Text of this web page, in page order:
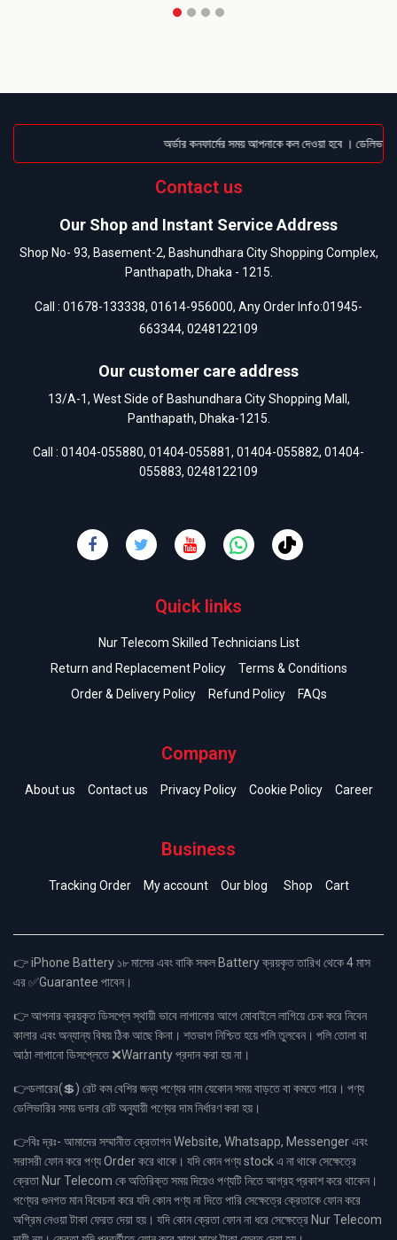
অর্ডার কনফার্মের সময় আপনাকে কল দেওয়া হবে ।
Contact us
Our Shop and Instant Service Address
Shop No- 93, Basement-2, Bashundhara City Shopping Complex,
Panthapath, Dhaka - 1215.
Call : 01678-133338, 01614-956000, Any Order Info:01945-
663344, 0248122109
Our customer care address
13/A-1, West Side of Bashundhara City Shopping Mall,
Panthapath, Dhaka-1215.
Call : 01404-055880, 01404-055881, 01404-055882, 01404-
055883, 0248122109
Quick links
Nur Telecom Skilled Technicians List
Return and Replacement Policy
Terms & Conditions
Order & Delivery Policy
Refund Policy FAQs
Company
About us Contact us Privacy Policy Cookie Policy Career
Business
Tracking Order My account Our blog Shop Cart
👉 iPhone Battery ১৮ মাসের এবং বাকি সকল Battery ক্রয়কৃত তারিখ থেকে 4 মাস
এর ✅Guarantee পাবেন।
👉 আপনার ক্রয়কৃত ডিসপ্লে স্থায়ী ভাবে লাগানোর আগে মোবাইলে লাগিয়ে চেক করে নিবেন
কালার এবং অন্যান্য বিষয় ঠিক আছে কিনা। শতভাগ নিশ্চিত হয়ে পলি তুলবেন। পলি তোলা বা
আঠা লাগানো ডিসপ্লেতে ❌Warranty প্রদান করা হয় না।
👉ডলারের(💲) রেট কম বেশির জন্য পণ্যের দাম যেকোন সময় বাড়তে বা কমতে পারে। পণ্য
ডেলিভারির সময় ডলার রেট অনুযায়ী পণ্যের দাম নির্ধারণ করা হয়।
👉বিঃ দ্রঃ- আমাদের সম্মানীত ক্রেতাগন Website, Whatsapp, Messenger এবং
সরাসরী ফোন করে পণ্য Order করে থাকে। যদি কোন পণ্য stock এ না থাকে সেক্ষেত্রে
ক্রেতা Nur Telecom কে অতিরিক্ত সময় দিয়েও পণ্যটি নিতে আগ্রহ প্রকাশ করে থাকেন।
পণ্যের গুনগত মান বিবেচনা করে যদি কোন পণ্য না দিতে পারি সেক্ষেত্রে ক্রেতাকে ফোন করে
অগ্রিম নেওয়া টাকা ফেরত দেয়া হয়। যদি কোন ক্রেতা ফোন না ধরে সেক্ষেত্রে Nur Telecom